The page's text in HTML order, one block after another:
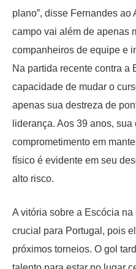
plano”, disse Fernandes
campo vai além de apenas
companheiros de equipe e
Na partida recente contra a
capacidade de mudar o
apenas sua destreza de
liderança. Aos 39 anos,
comprometimento em
físico é evidente em seu
alto risco.
A vitória sobre a Escócia
crucial para Portugal, pois
próximos torneios. O gol